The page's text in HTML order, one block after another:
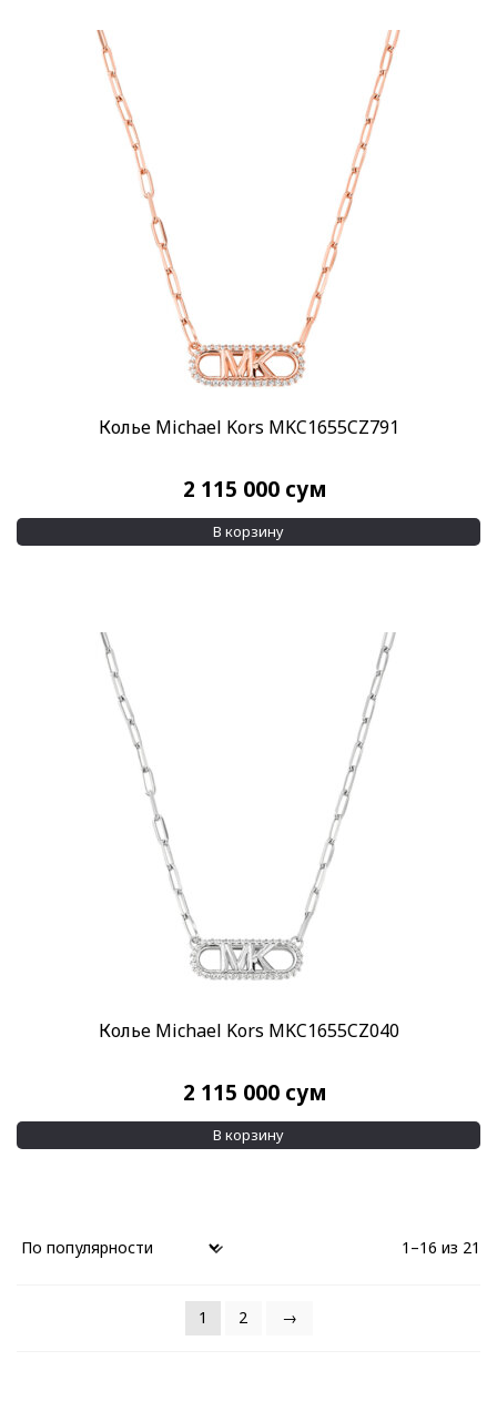
Колье Michael Kors MKC1655CZ791
2 115 000 сум
В корзину
Колье Michael Kors MKC1655CZ040
2 115 000 сум
В корзину
1–16 из 21
1 2 →